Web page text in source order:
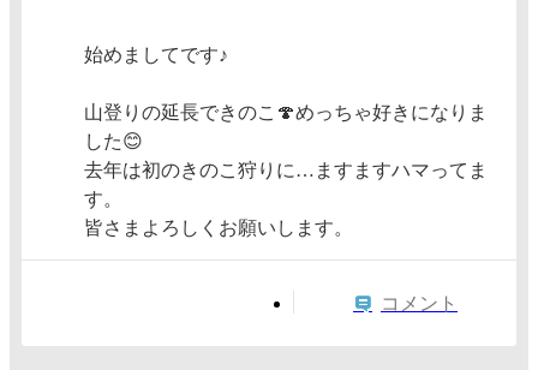
始めましてです♪
山登りの延長できのこ🍄めっちゃ好きになりま
した😊
去年は初のきのこ狩りに…ますますハマってま
す。
皆さまよろしくお願いします。
コメント